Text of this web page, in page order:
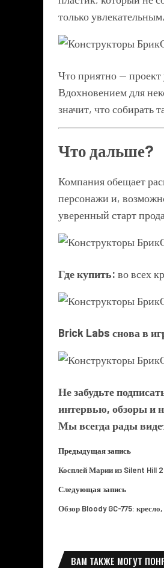
только
Что приятно — проект
Вдохновением для
значит, что собирать
Что дальше?
Компания обещает
персонажи и,
уверенный старт
Где купить: во всех
Brick Labs снова в
Не забудьте
интервью, обзоры и
Мы всегда рады
Предыдущая запись
Косплей Марии из Silent Hill
Следующая запись
Обзор Bloody GC-775:
ВАМ ТАКЖЕ МОГУТ